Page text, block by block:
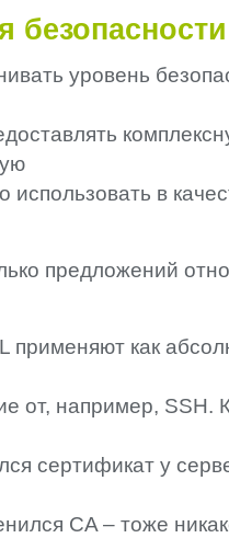
уровень
в
предложений
применяют как
от, например, SSH.
сертификат у
CA – тоже